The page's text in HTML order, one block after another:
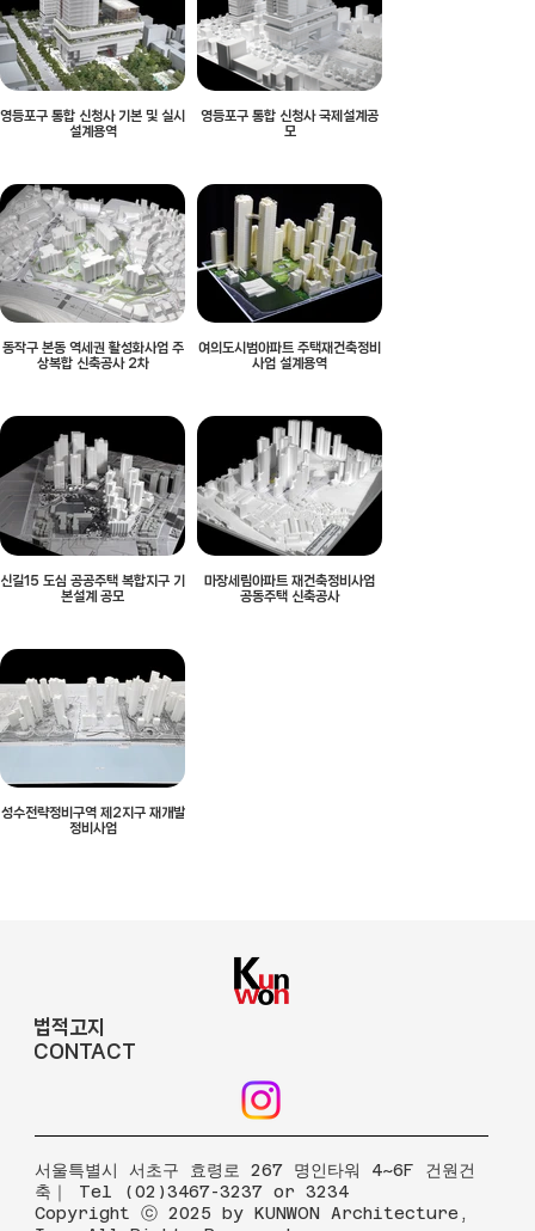
영등포구 통합 신청사 기본 및 실시
설계용역
영등포구 통합 신청사 국제설계공
모
동작구 본동 역세권 활성화사업 주
상복합 신축공사 2차
여의도시범아파트 주택재건축정비
사업 설계용역
신길15 도심 공공주택 복합지구 기
본설계 공모
마장세림아파트 재건축정비사업
공동주택 신축공사
성수전략정비구역 제2지구 재개발
정비사업
법적고지
CONTACT
​서울특별시 서초구 효령로 267 명인타워 4~6F 건원건
축｜ Tel (02)3467-3237 or 3234
Copyright ⓒ 2025 by KUNWON Architecture,